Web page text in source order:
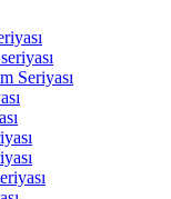
Seriyası